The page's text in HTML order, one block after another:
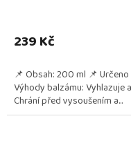
239 Kč
📌 Obsah: 200 ml 📌
Výhody balzámu: Vyhlazuje
Chrání před vysoušením a...